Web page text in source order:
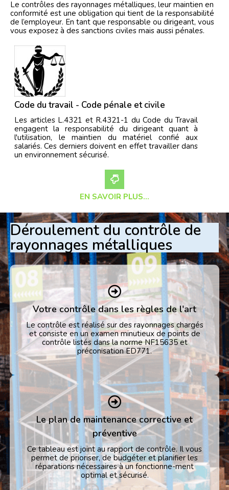
Le contrôles des rayonnages métalliques, leur maintien en
conformité est une obligation qui tient de la responsabilité
de l’employeur. En tant que responsable ou dirigeant, vous
vous exposez à des sanctions civiles mais aussi pénales.
Code du travail - Code pénale et civile
Les articles L.4321 et R.4321-1 du Code du Travail
engagent la responsabilité du dirigeant quant à
l'utilisation, le maintien du matériel confié aux
salariés. Ces derniers doivent en effet travailler dans
un environnement sécurisé.
EN SAVOIR PLUS...
Déroulement du contrôle de
rayonnages métalliques
Votre contrôle dans les règles de l'art
Le contrôle est réalisé sur des rayonnages chargés
et consiste en un examen minutieux de points de
contrôle listés dans la norme NF15635 et
préconisation ED771.
Le plan de maintenance corrective et
préventive
Ce tableau est joint au rapport de contrôle. Il vous
permet de prioriser, de budgéter et planifier les
réparations nécessaires à un fonctionne-ment
optimal et sécurisé.